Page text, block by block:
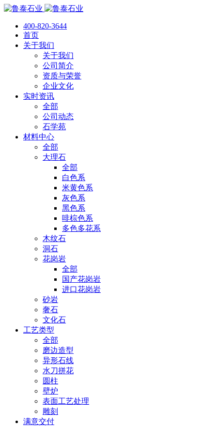
400-820-3644
首页
关于我们
关于我们
公司简介
资质与荣誉
企业文化
实时资讯
全部
公司动态
石学苑
材料中心
全部
大理石
全部
白色系
米黄色系
灰色系
黑色系
啡棕色系
多色多花系
木纹石
洞石
花岗岩
全部
国产花岗岩
进口花岗岩
砂岩
奢石
文化石
工艺类型
全部
磨边造型
异形石线
水刀拼花
圆柱
壁炉
表面工艺处理
雕刻
满意交付